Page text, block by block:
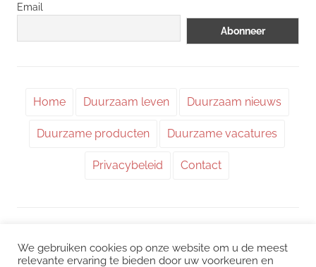
Email
Home Duurzaam leven Duurzaam nieuws
Duurzame producten Duurzame vacatures
Privacybeleid Contact
We gebruiken cookies op onze website om u de meest
relevante ervaring te bieden door uw voorkeuren en